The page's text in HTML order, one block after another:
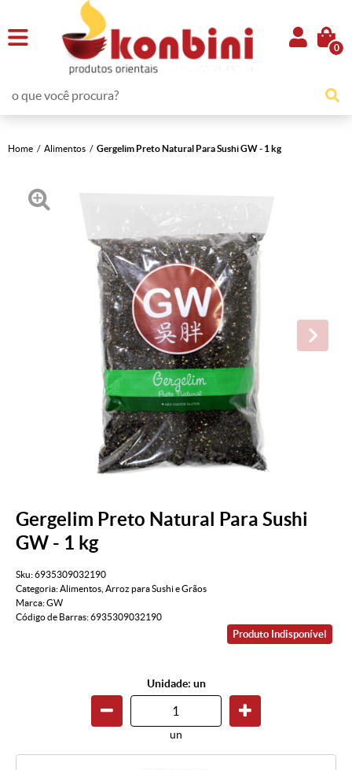
0
Home Alimentos Gergelim Preto Natural Para Sushi GW - 1 kg
Gergelim Preto Natural Para Sushi
GW - 1 kg
Sku:6935309032190
Categoria:Alimentos Arroz para Sushi e Grãos
Marca:GW
Código de Barras:6935309032190
Produto Indisponível
Unidade: un
un